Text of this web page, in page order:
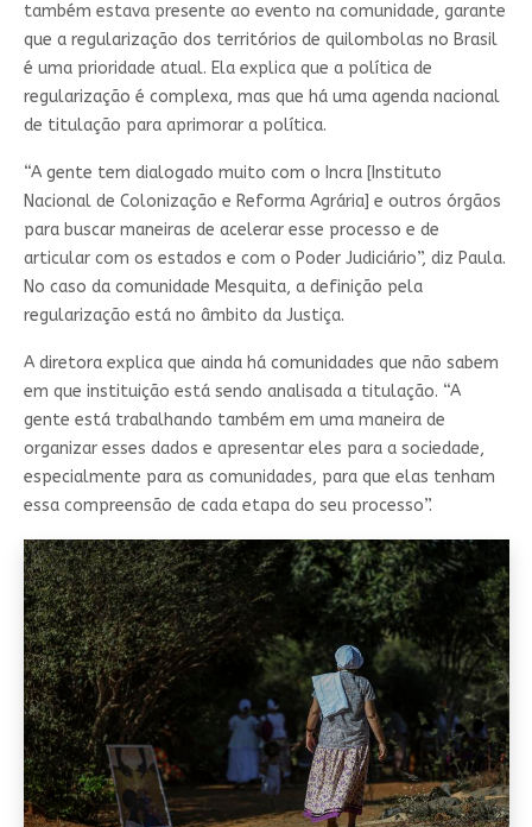
também estava presente ao evento na comunidade, garante
que a regularização dos territórios de quilombolas no Brasil
é uma prioridade atual. Ela explica que a política de
regularização é complexa, mas que há uma agenda nacional
de titulação para aprimorar a política.
“A gente tem dialogado muito com o Incra [Instituto
Nacional de Colonização e Reforma Agrária] e outros órgãos
para buscar maneiras de acelerar esse processo e de
articular com os estados e com o Poder Judiciário”, diz Paula.
No caso da comunidade Mesquita, a definição pela
regularização está no âmbito da Justiça.
A diretora explica que ainda há comunidades que não sabem
em que instituição está sendo analisada a titulação. “A
gente está trabalhando também em uma maneira de
organizar esses dados e apresentar eles para a sociedade,
especialmente para as comunidades, para que elas tenham
essa compreensão de cada etapa do seu processo”.